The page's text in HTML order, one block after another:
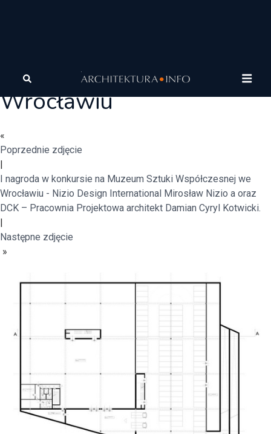
Współczensje we
Wrocławiu
«
Poprzednie zdjęcie
|
I nagroda w konkursie na Muzeum Sztuki Współczesnej we
Wrocławiu - Nizio Design International Mirosław Nizio a oraz
DCK – Pracownia Projektowa architekt Damian Cyryl Kotwicki.
|
Następne zdjęcie
»